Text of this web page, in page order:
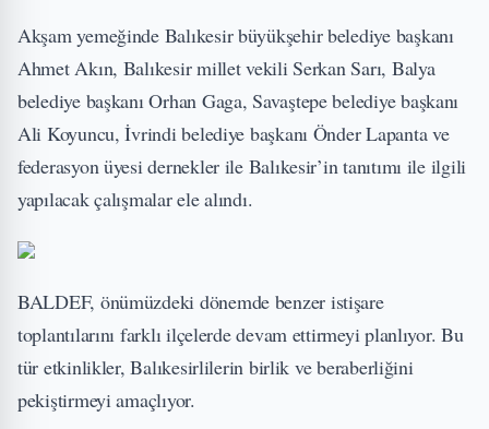
Akşam yemeğinde Balıkesir büyükşehir belediye başkanı
Ahmet Akın, Balıkesir millet vekili Serkan Sarı, Balya
belediye başkanı Orhan Gaga, Savaştepe belediye başkanı
Ali Koyuncu, İvrindi belediye başkanı Önder Lapanta ve
federasyon üyesi dernekler ile Balıkesir’in tanıtımı ile ilgili
yapılacak çalışmalar ele alındı.
BALDEF, önümüzdeki dönemde benzer istişare
toplantılarını farklı ilçelerde devam ettirmeyi planlıyor. Bu
tür etkinlikler, Balıkesirlilerin birlik ve beraberliğini
pekiştirmeyi amaçlıyor.